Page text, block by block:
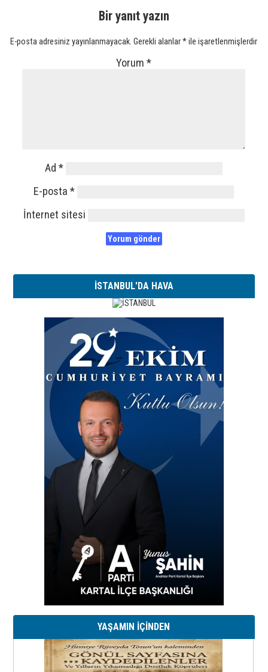
Bir yanıt yazın
E-posta adresiniz yayınlanmayacak. Gerekli alanlar*ile işaretlenmişlerdir
Yorum*
Ad*
E-posta*
İnternet sitesi
İSTANBUL'DA HAVA
YAŞAMIN İÇİNDEN